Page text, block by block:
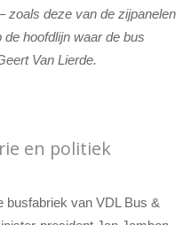
zoals deze van de zijpanelen
hoofdlijn waar de bus
Van Lierde.
en politiek
busfabriek van VDL Bus &